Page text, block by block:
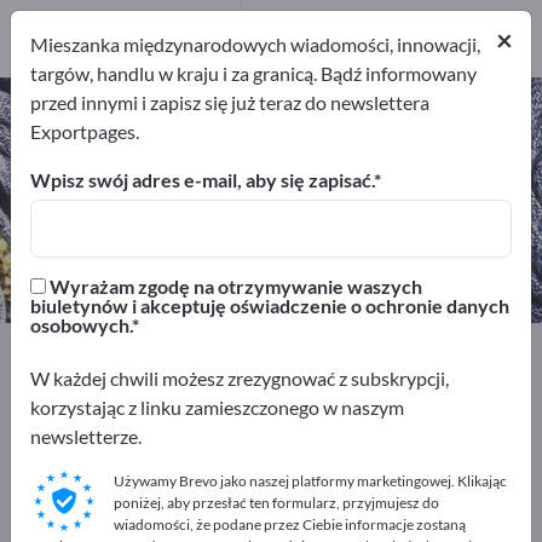
Odzież odbijająca promieniowanie
cieplne – znajdź producentów i
dostawców
1
Odzież robocza / odzież ochronna
Odzież odbijająca promieniowanie cieplne
Reklamuj się bezpłatnie w serwisie
Exportpages!
×
Mieszanka międzynarodowych wiadomości, innowacji,
targów, handlu w kraju i za granicą. Bądź informowany
przed innymi i zapisz się już teraz do newslettera
Exportpages.
Wpisz swój adres e-mail, aby się zapisać.
Wyrażam zgodę na otrzymywanie waszych
biuletynów i akceptuję oświadczenie o ochronie danych
osobowych.
W każdej chwili możesz zrezygnować z subskrypcji,
korzystając z linku zamieszczonego w naszym
newsletterze.
Używamy Brevo jako naszej platformy marketingowej. Klikając
poniżej, aby przesłać ten formularz, przyjmujesz do
wiadomości, że podane przez Ciebie informacje zostaną